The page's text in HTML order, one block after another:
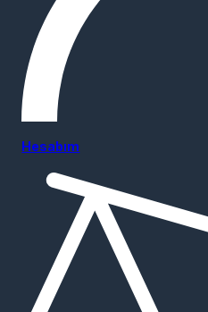
Hesabım